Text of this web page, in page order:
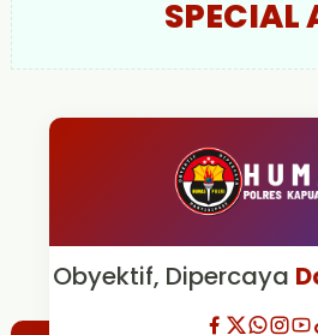
SPECIAL
Obyektif, Dipercaya